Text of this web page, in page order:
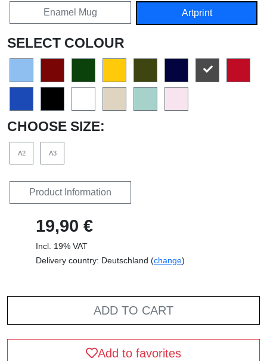
Enamel Mug Artprint
SELECT COLOUR
CHOOSE SIZE:
A2 A3
Product Information
19,90 €
Incl. 19% VAT
Delivery country: Deutschland (change)
ADD TO CART
Add to favorites